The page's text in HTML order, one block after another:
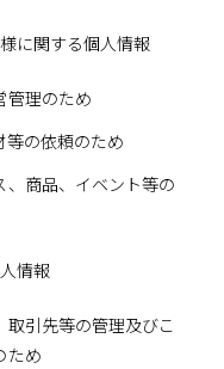
に関する個人情報
管理のため
等の依頼のため
商品、イベント等の
情報
引先等の管理及びこ
ため